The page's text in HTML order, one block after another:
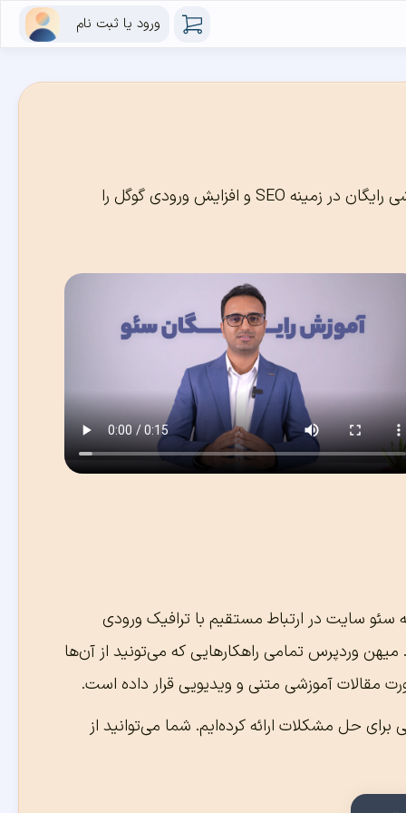
ورود یا ثبت نام
اگر قصد دارید سئو وردپرس را به صورت تخصصی یاد بگیرید، در این بخش مقالات آموزشی رایگان در زمینه SEO و افزایش ورودی گوگل را
سایت در ارتباط مستقیم با ترافیک ورودی
وردپرس تمامی راهکارهایی که می‌تونید از آن‌ها
مقالات آموزشی متنی و ویدیویی قرار داده است.
برای حل مشکلات ارائه کرده‌ایم. شما می‌توانید از